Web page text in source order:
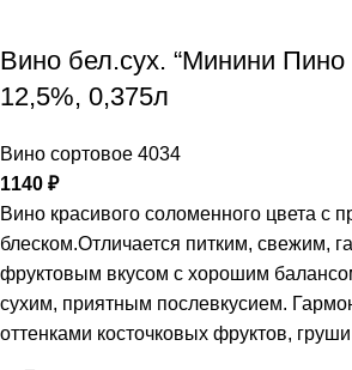
Вино бел.сух. “Минини
12,5%, 0,375л
Вино сортовое 4034
1140 ₽
Вино красивого соломенного цвета с
блеском.Отличается питким, свежим,
фруктовым вкусом с хорошим
сухим, приятным послевкусием.
оттенками косточковых фруктов,